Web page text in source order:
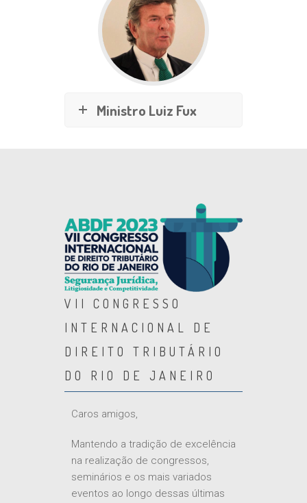
Ministro Luiz Fux
VII CONGRESSO
INTERNACIONAL DE
DIREITO TRIBUTÁRIO
DO RIO DE JANEIRO
Caros amigos,
Mantendo a tradição de excelência
na realização de congressos,
seminários e os mais variados
eventos ao longo dessas últimas